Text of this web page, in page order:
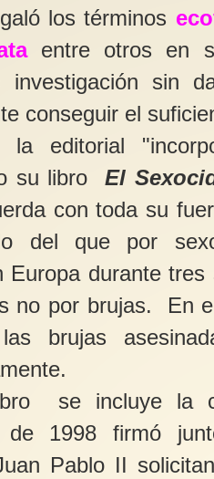
los términos
entre otros en
investigación sin
conseguir el
la editorial
su libro
El
con toda su
del que por
Europa durante
no por brujas. En
brujas
se incluye la
de 1998 firmó
Pablo II